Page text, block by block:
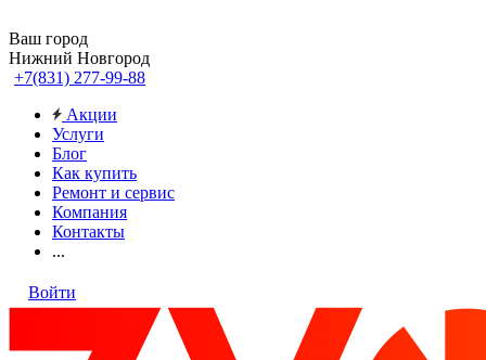
Ваш город
Нижний Новгород
+7(831) 277-99-88
Акции
Услуги
Блог
Как купить
Ремонт и сервис
Компания
Контакты
...
Войти